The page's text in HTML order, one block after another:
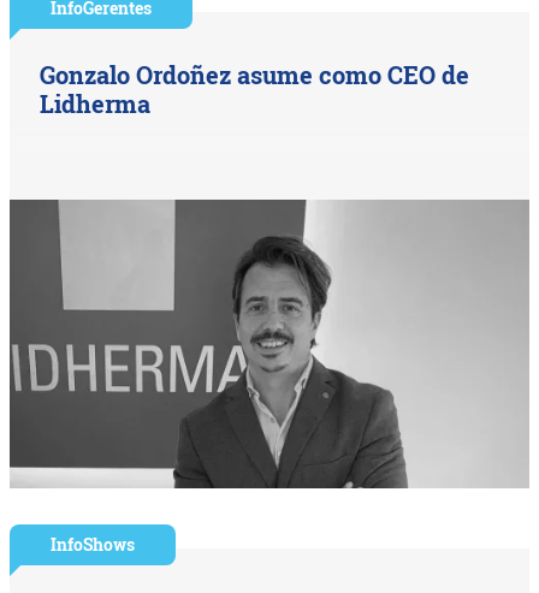
InfoGerentes
Gonzalo Ordoñez asume como CEO de
Lidherma
InfoShows